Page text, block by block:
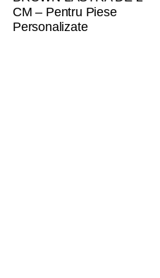
CM – Pentru Piese
Personalizate